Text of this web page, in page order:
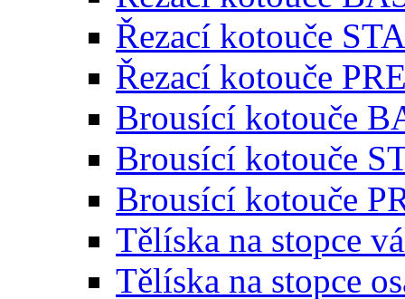
Řezací kotouče
Řezací kotouče
Brousící kotouče
Brousící kotouče
Brousící kotouče
Tělíska na stopce
Tělíska na stopce